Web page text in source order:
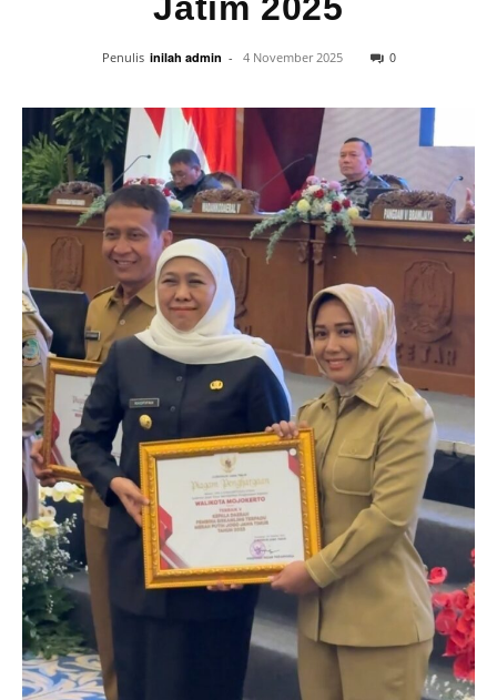
Penulis inilah admin - 4 November 2025 0